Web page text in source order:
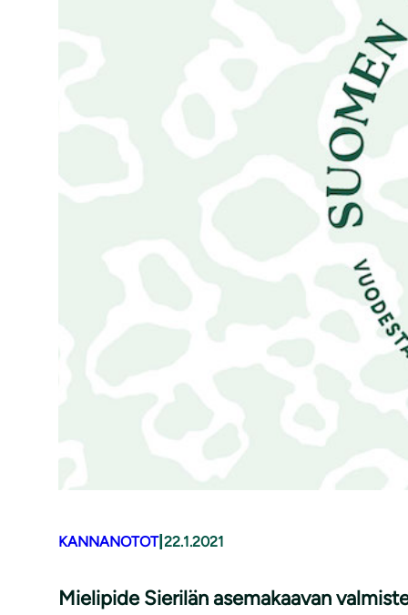
KANNANOTOT| 22.1.2021
Mielipide Sierilän asemakaavan